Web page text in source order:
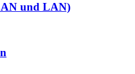
und LAN)